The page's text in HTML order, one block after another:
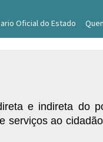
Oficial do Estado
e indireta do
serviços ao